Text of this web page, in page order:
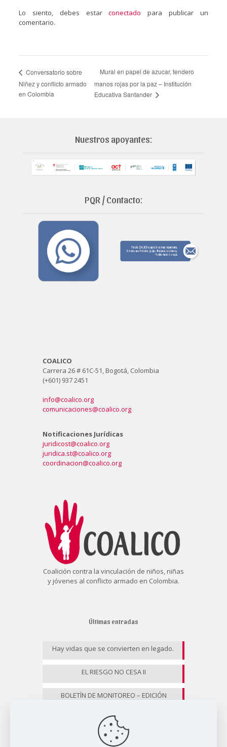
Lo siento, debes estarconectado para publicar un
comentario.
Conversatorio sobre
Niñez y conflicto armado
en Colombia
Mural en papel de azucar, tendero
manos rojas por la paz – Institución
Educativa Santander
Nuestros apoyantes:
PQR / Contacto:
COALICO
Carrera 26 # 61C-51, Bogotá, Colombia
(+601) 937 2451
info@coalico.org
comunicaciones@coalico.org
Notificaciones Jurídicas
juridicost@coalico.org
juridica.st@coalico.org
coordinacion@coalico.org
Coalición contra la vinculación de niños, niñas
y jóvenes al conflicto armado en Colombia.
Últimas entradas
Hay vidas que se convierten en legado.
EL RIESGO NO CESA II
BOLETÍN DE MONITOREO – EDICIÓN